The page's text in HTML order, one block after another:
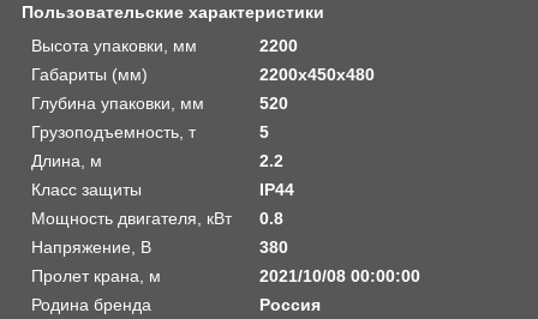
Пользовательские характеристики
Высота упаковки, мм
2200
Габариты (мм)
2200х450х480
Глубина упаковки, мм
520
Грузоподъемность, т
5
Длина, м
2.2
Класс защиты
IP44
Мощность двигателя, кВт
0.8
Напряжение, В
380
Пролет крана, м
2021/10/08 00:00:00
Родина бренда
Россия